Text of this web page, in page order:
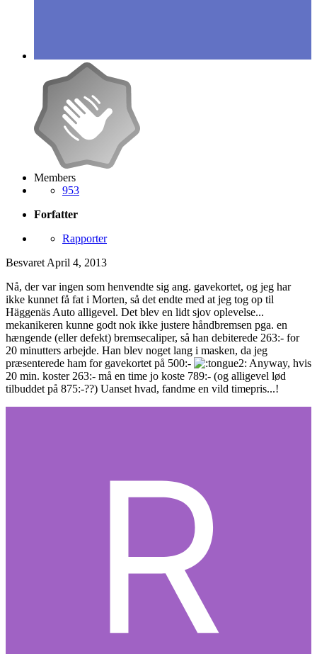
Members
953
Forfatter
Rapporter
BesvaretApril 4, 2013
Nå, der var ingen som henvendte sig ang. gavekortet, og jeg har
ikke kunnet få fat i Morten, så det endte med at jeg tog op til
Häggenäs Auto alligevel. Det blev en lidt sjov oplevelse...
mekanikeren kunne godt nok ikke justere håndbremsen pga. en
hængende (eller defekt) bremsecaliper, så han debiterede 263:- for
20 minutters arbejde. Han blev noget lang i masken, da jeg
præsenterede ham for gavekortet på 500:-
Anyway, hvis
20 min. koster 263:- må en time jo koste 789:- (og alligevel lød
tilbuddet på 875:-??) Uanset hvad, fandme en vild timepris...!